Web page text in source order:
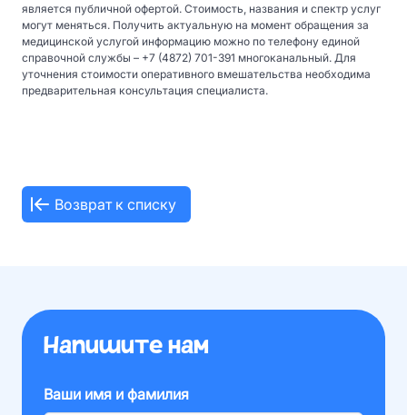
является публичной офертой. Стоимость, названия и спектр услуг
могут меняться. Получить актуальную на момент обращения за
медицинской услугой информацию можно по телефону единой
справочной службы – +7 (4872) 701-391 многоканальный. Для
уточнения стоимости оперативного вмешательства необходима
предварительная консультация специалиста.
Возврат к списку
Напишите нам
Ваши имя и фамилия